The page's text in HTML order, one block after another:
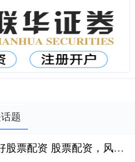
题
最好股票配资 股票配资，风险与收益并存，谨慎投资